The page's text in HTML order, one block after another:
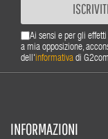
Ai sensi e per gli
a mia opposizione,
dell'informativa di
INFORMAZIONI